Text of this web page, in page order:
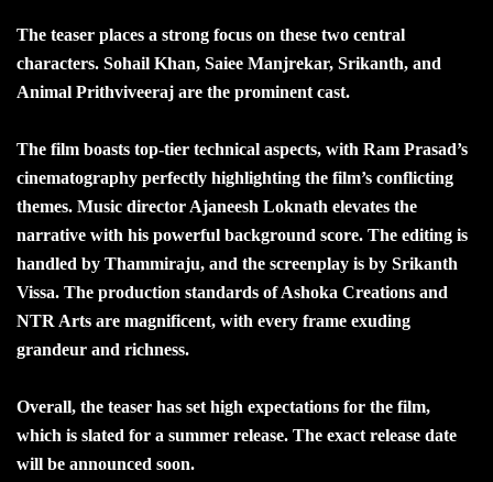
The teaser places a strong focus on these two central
characters. Sohail Khan, Saiee Manjrekar, Srikanth, and
Animal Prithviveeraj are the prominent cast.
The film boasts top-tier technical aspects, with Ram Prasad’s
cinematography perfectly highlighting the film’s conflicting
themes. Music director Ajaneesh Loknath elevates the
narrative with his powerful background score. The editing is
handled by Thammiraju, and the screenplay is by Srikanth
Vissa. The production standards of Ashoka Creations and
NTR Arts are magnificent, with every frame exuding
grandeur and richness.
Overall, the teaser has set high expectations for the film,
which is slated for a summer release. The exact release date
will be announced soon.